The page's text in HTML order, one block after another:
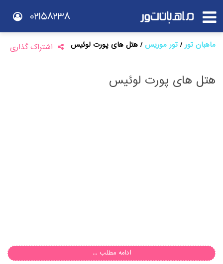
02158238
ماهبان تور تور موریس هتل های پورت لوئیس
هتل های پورت لوئیس
اشتراک گذاری
ادامه مطلب ...